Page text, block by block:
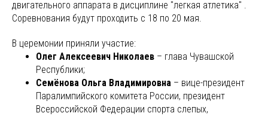
двигательного аппарата в дисциплине "легкая атлетика" .
Соревнования будут проходить с 18 по 20 мая.
В церемонии приняли участие:
Олег Алексеевич Николаев – глава Чувашской
Республики;
Семёнова Ольга Владимировна – вице-президент
Паралимпийского комитета России, президент
Всероссийской Федерации спорта слепых,